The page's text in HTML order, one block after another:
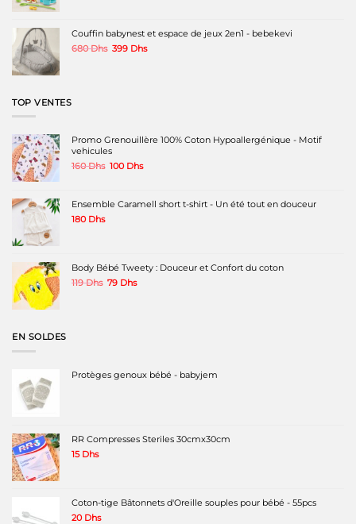
500 Dhs.
398 Dhs.
Couffin babynest et espace de jeux 2en1 - bebekevi
680Dhs Le
399 DhsLe
TOP VENTES
Promo Grenouillère 100% Coton Hypoallergénique - Motif
vehicules
160Dhs Le
était :
160 Dhs.
100 DhsLe
est :
100 Dhs.
Ensemble Caramell short t-shirt - Un été tout en douceur
180 Dhs
Body Bébé Tweety : Douceur et Confort du coton
119Dhs Le
79 DhsLe
EN SOLDES
Protèges genoux bébé - babyjem
RR Compresses Steriles 30cmx30cm
15 Dhs
Coton-tige Bâtonnets d'Oreille souples pour bébé - 55pcs
20 Dhs